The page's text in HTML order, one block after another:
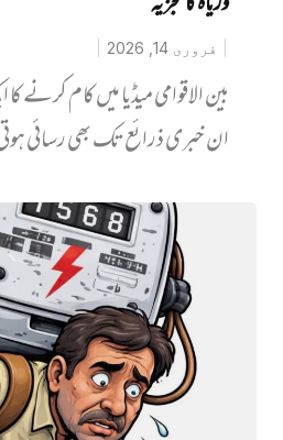
فروری 14, 2026
بین الاقوامی میڈیا میں کام کرنے
ان خبری ذرائع تک بھی ‏رسائی